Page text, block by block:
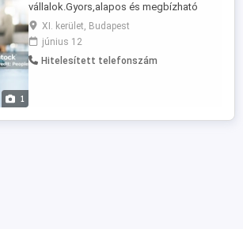
1
vállalok.Gyors,alapos és megbízható
takarítás.
XI. kerület, Budapest
június 12
Hitelesített telefonszám